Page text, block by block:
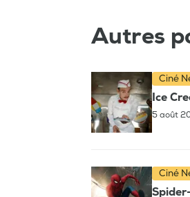
Autres
Ciné
Ice
5 août
Ciné